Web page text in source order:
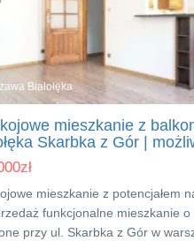
Białołęka
mieszkanie z
Skarbka z Gór |
zł
mieszkanie z potencjałem
funkcjonalne mieszkanie o
przy ul. Skarbka z Gór w